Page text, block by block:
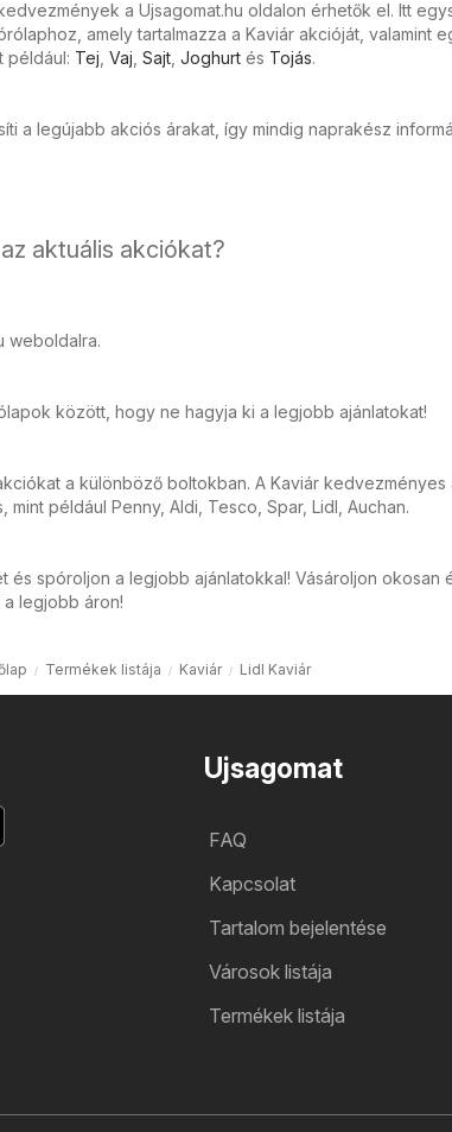
a Ujsagomat.hu oldalon érhetők el. Itt
amely tartalmazza a Kaviár akcióját, valamint
például: Tej Vaj Sajt Joghurt és Tojás.
a legújabb akciós árakat, így mindig naprakész
aktuális akciókat?
weboldalra.
között, hogy ne hagyja ki a legjobb ajánlatokat!
a különböző boltokban. A Kaviár kedvezményes
például Penny, Aldi, Tesco, Spar, Lidl, Auchan.
és spóroljon a legjobb ajánlatokkal! Vásároljon okosan
legjobb áron!
Termékek listája Kaviár Lidl Kaviár
Ujsagomat
FAQ
Kapcsolat
Tartalom bejelentése
Városok listája
Termékek listája